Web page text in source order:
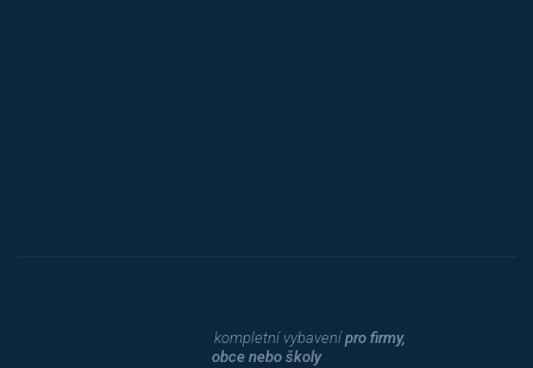
kompletní vybavenípro firmy,
obce nebo školy